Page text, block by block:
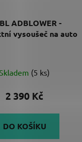
ADBLOWER -
vysoušeč na auto
Skladem (5 ks)
2 390 Kč
DO KOŠÍKU